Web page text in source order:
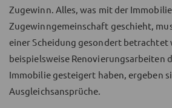
Zugewinn. Alles, was mit der
Zugewinngemeinschaft geschieht,
einer Scheidung gesondert betrachtet
beispielsweise Renovierungsarbeiten
Immobilie gesteigert haben, ergeben
Ausgleichsansprüche.